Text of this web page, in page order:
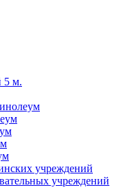
5 м.
учреждений
учреждений